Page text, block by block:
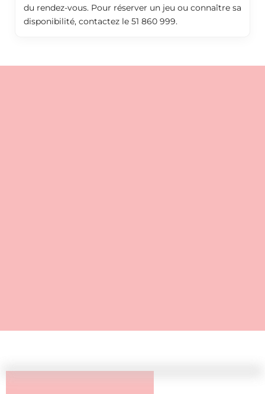
du rendez-vous. Pour réserver un jeu ou connaître sa
disponibilité, contactez le 51 860 999.